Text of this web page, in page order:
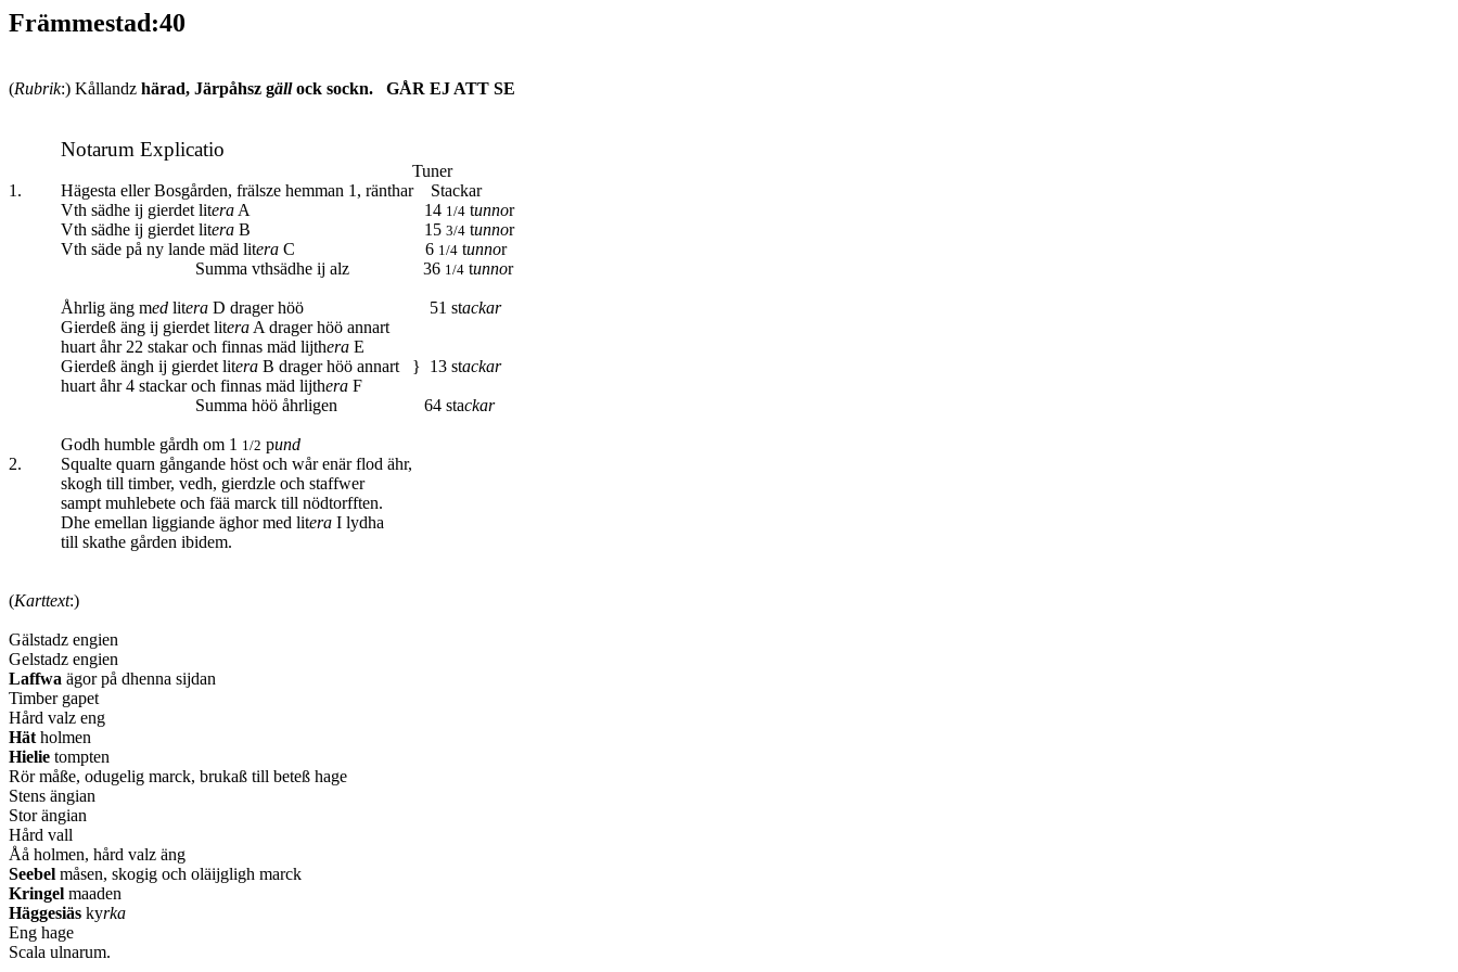
Främmestad:40
(Rubrik:) Kållandz härad, Järpåhsz gällock sockn. GÅR EJ ATT SE
Notarum Explicatio
Tuner
1. Hägesta eller Bosgården, frälsze hemman 1, räntharStackar
Vth sädhe ij gierdet litera A 14 1/4 tunnor
Vth sädhe ij gierdet litera B 15 3/4 tunnor
Vth säde på ny lande mäd litera C 6 1/4 tunnor
Summa vthsädhe ij alz 36 1/4 tunnor
Åhrlig äng med litera D drager höö 51 stackar
Gierdeß äng ij gierdet litera A drager höö annart
huart åhr 22 stakar och finnas mäd lijthera E
Gierdeß ängh ij gierdet litera B drager höö annart } 13 stackar
huart åhr 4 stackar och finnas mäd lijthera F
Summa höö åhrligen 64 stackar
Godh humble gårdh om 1 1/2 pund
2. Squalte quarn gångande höst och wårenär flod ähr,
skogh till timber, vedh, gierdzle och staffwer
sampt muhlebete och fää marck till nödtorfften.
Dhe emellan liggiande äghor med litera I lydha
till skathe gården ibidem.
(Karttext:)
Gälstadz engien
Gelstadz engien
Laffwa ägor på dhenna sijdan
Timber gapet
Hård valz eng
Hät holmen
Hielie tompten
Rör måße, odugelig marck, brukaß till beteß hage
Stens ängian
Stor ängian
Hård vall
Åå holmen, hård valz äng
Seebel måsen, skogig och oläijgligh marck
Kringel maaden
Häggesiäs kyrka
Eng hage
Scala ulnarum.